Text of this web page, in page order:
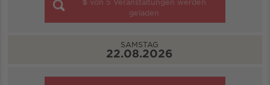
5 von 5 Veranstaltungen werden
geladen
SAMSTAG
22.08.2026